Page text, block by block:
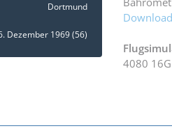
Dortmund
Dezember 1969 (56)
4080